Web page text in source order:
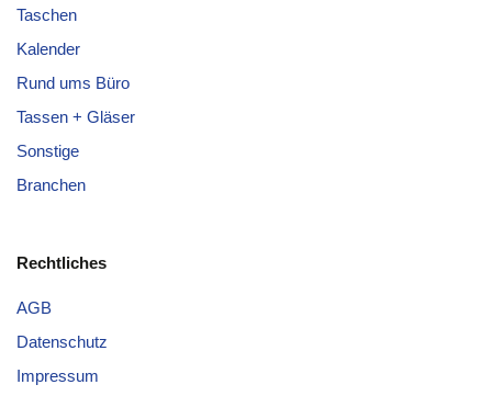
Taschen
Kalender
Rund ums Büro
Tassen + Gläser
Sonstige
Branchen
Rechtliches
AGB
Datenschutz
Impressum